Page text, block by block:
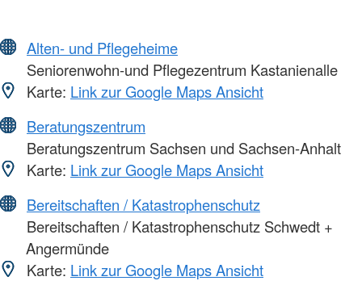
Alten- und Pflegeheime
Seniorenwohn-und Pflegezentrum Kastanienalle
Karte: Link zur Google Maps Ansicht
Beratungszentrum
Beratungszentrum Sachsen und Sachsen-Anhalt
Karte: Link zur Google Maps Ansicht
Bereitschaften / Katastrophenschutz
Bereitschaften / Katastrophenschutz Schwedt +
Angermünde
Karte: Link zur Google Maps Ansicht